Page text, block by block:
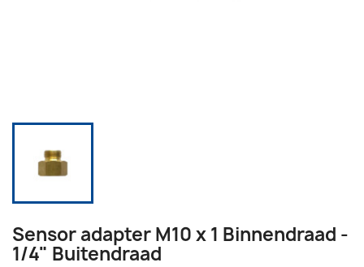
Sensor adapter M10 x 1 Binnendraad -
1/4" Buitendraad